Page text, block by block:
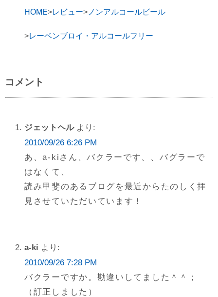
HOME レビュー ノンアルコールビール
レーベンブロイ・アルコールフリー
コメント
ジェットヘル より:
2010/09/26 6:26 PM
あ、a-kiさん、バクラーです、、バグラーで
はなくて、
読み甲斐のあるブログを最近からたのしく拝
見させていただいています！
a-ki より:
2010/09/26 7:28 PM
バクラーですか。勘違いしてました＾＾；
（訂正しました）